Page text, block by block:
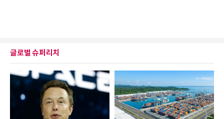
글로벌 슈퍼리치